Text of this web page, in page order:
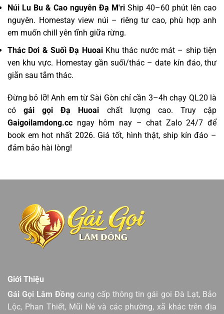
Núi Lu Bu & Cao nguyên Đạ M'ri Ship 40–60 phút lên cao
nguyên. Homestay view núi – riêng tư cao, phù hợp anh
em muốn chill yên tĩnh giữa rừng.
Thác Dơi & Suối Đạ HuoaiKhu thác nước mát – ship tiện
ven khu vực. Homestay gần suối/thác – date kín đáo, thư
giãn sau tắm thác.
Đừng bỏ lỡ! Anh em từ Sài Gòn chỉ cần 3–4h chạy QL20 là
cógái gọi Đạ Huoai chất lượng cao. Truy cập
Gaigoilamdong.cc ngay hôm nay – chat Zalo 24/7 để
book em hot nhất 2026. Giá tốt, hình thật, ship kín đáo –
đảm bảo hài lòng!
Giới Thiệu
Gái Gọi Lâm Đồng cung cấp thông tin gái goi Đà Lạt, Bảo
Lộc, Phan Thiết, Mũi Né và các phường, xã khác trên địa